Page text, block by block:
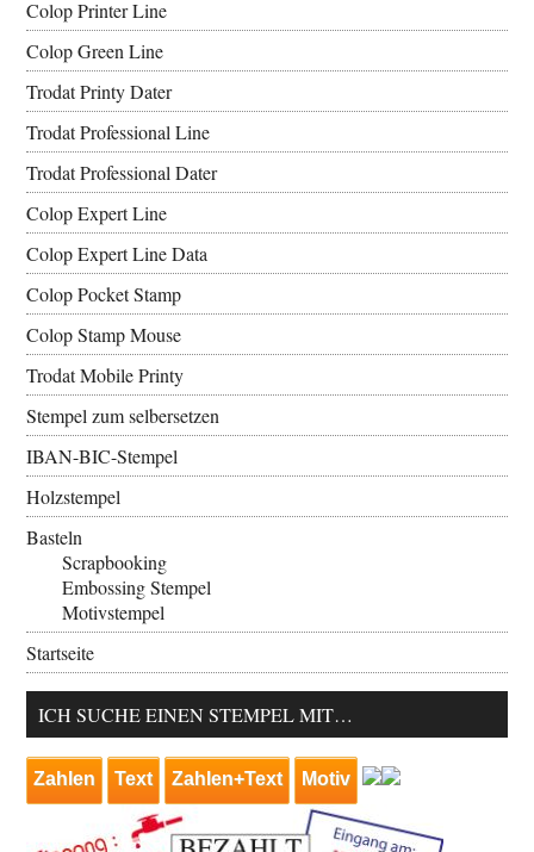
Colop Printer Line
Colop Green Line
Trodat Printy Dater
Trodat Professional Line
Trodat Professional Dater
Colop Expert Line
Colop Expert Line Data
Colop Pocket Stamp
Colop Stamp Mouse
Trodat Mobile Printy
Stempel zum selbersetzen
IBAN-BIC-Stempel
Holzstempel
Basteln
Scrapbooking
Embossing Stempel
Motivstempel
Startseite
ICH SUCHE EINEN STEMPEL MIT…
Zahlen Text Zahlen+Text Motiv